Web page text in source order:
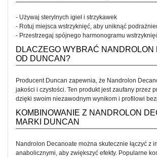
- Używaj sterylnych igieł i strzykawek
- Rotuj miejsca wstrzyknięć, aby uniknąć
- Przestrzegaj spójnego harmonogramu
DLACZEGO WYBRAĆ NANDROLON
OD DUNCAN?
Producent Duncan zapewnia, że Nandrolon
jakości i czystości. Ten produkt jest zaufany przez
dzięki swoim niezawodnym wynikom i profilowi
KOMBINOWANIE Z NANDROLON
MARKI DUNCAN
Nandrolon Decanoate można skutecznie łączyć z
anabolicznymi, aby zwiększyć efekty. Popularne